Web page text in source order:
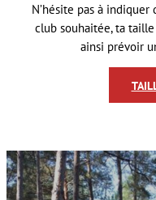
N’hésite pas à
club souhaitée, ta
ainsi prévoir